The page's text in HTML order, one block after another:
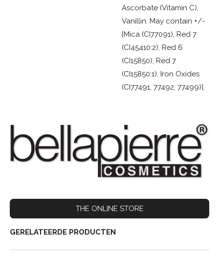
Ascorbate (Vitamin C),
Vanillin. May contain +/-
[Mica (CI77091), Red 7
(CI45410:2), Red 6
(CI15850), Red 7
(CI15850:1), Iron Oxides
(CI77491, 77492, 77499)].
THE ONLINE STORE
GERELATEERDE PRODUCTEN